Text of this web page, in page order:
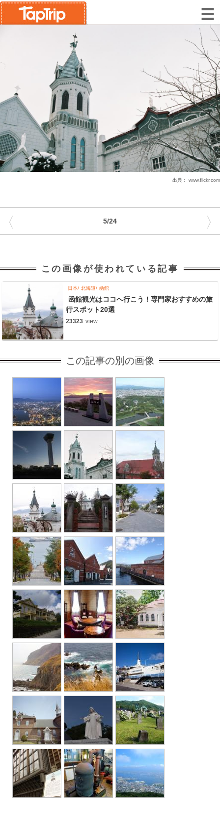
出典： www.flickr.com
5/24
〈 〉
この画像が使われている記事
日本 北海道 函館
函館観光はココへ行こう！専門家おすすめの旅
行スポット20選
23323 view
この記事の別の画像